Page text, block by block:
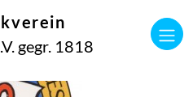
gegr. 1818